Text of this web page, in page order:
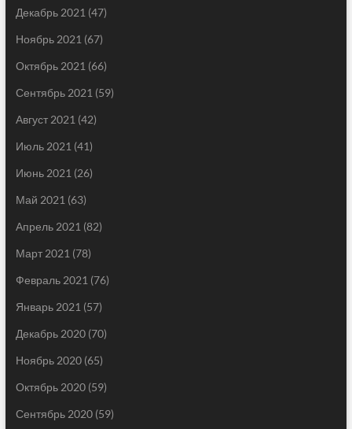
Декабрь 2021 (47)
Ноябрь 2021 (67)
Октябрь 2021 (66)
Сентябрь 2021 (59)
Август 2021 (42)
Июль 2021 (41)
Июнь 2021 (26)
Май 2021 (63)
Апрель 2021 (82)
Март 2021 (78)
Февраль 2021 (76)
Январь 2021 (57)
Декабрь 2020(70)
Ноябрь 2020(65)
Октябрь 2020(59)
Сентябрь 2020(59)